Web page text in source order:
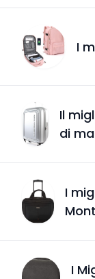
I
Il
di
I
I